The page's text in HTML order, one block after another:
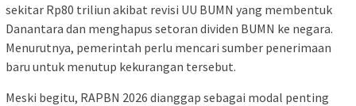
sekitar Rp80 triliun akibat revisi UU BUMN yang membentuk
Danantara dan menghapus setoran dividen BUMN ke negara.
Menurutnya, pemerintah perlu mencari sumber penerimaan
baru untuk menutup kekurangan tersebut.
Meski begitu, RAPBN 2026 dianggap sebagai modal penting